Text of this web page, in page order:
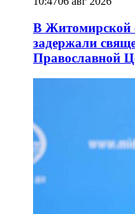
В Житомирской
задержали
Православной